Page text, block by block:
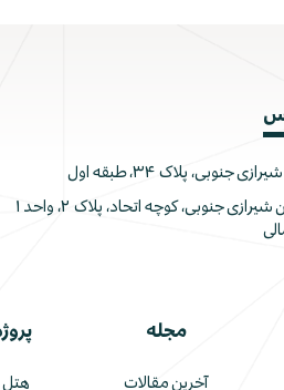
جنوبی، پلاک ۳۴، طبقه اول
ونک، ملاصدرا، خیابان شیرازی جنوبی، کوچه اتحاد، پلاک ۲، واحد ۱
مجله
آخرین مقالات هتل